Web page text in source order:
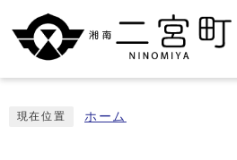
現在位置 ホーム